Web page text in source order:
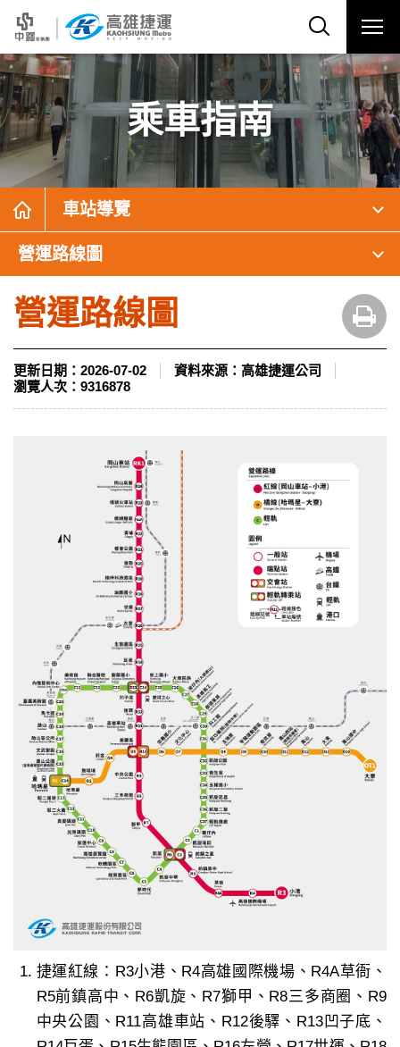
乘車指南
車站導覽
營運路線圖
營運路線圖
更新日期： 2026-07-02 資料來源： 高雄捷運公司
瀏覽人次： 9316878
捷運紅線：R3小港、R4高雄國際機場、R4A草衙、
R5前鎮高中、R6凱旋、R7獅甲、R8三多商圈、R9
中央公園、R11高雄車站、R12後驛、R13凹子底、